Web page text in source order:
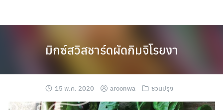
มิกซ์สวิสชาร์ดผัดกิมจิโรยงา
15 พ.ค. 2020 aroonwa ชวนปรุง